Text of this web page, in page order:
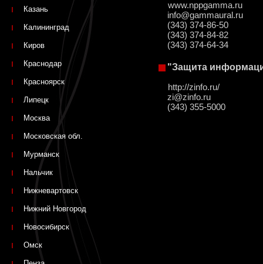
www.nppgamma.ru
info@gammaural.ru
(343) 374-86-50
(343) 374-84-82
(343) 374-64-34
"Защита
http://zinfo.ru/
zi@zinfo.ru
(343) 355-5000
Казань
Калининград
Киров
Краснодар
Красноярск
Липецк
Москва
Московская обл.
Мурманск
Нальчик
Нижневартовск
Нижний Новгород
Новосибирск
Омск